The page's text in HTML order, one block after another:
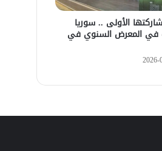
الأولى .. الرئيس الفرنسي
الأولى .. سوريا
في المعرض السنوي في